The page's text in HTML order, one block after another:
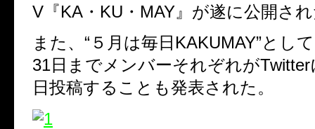
V『KA・KU・MAY』が遂に公開さ
また、“５月は毎日KAKUMAY”とし
31日までメンバーそれぞれが
日投稿することも発表された。